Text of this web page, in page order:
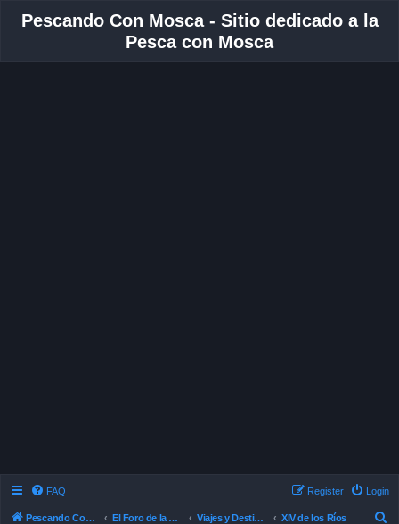
Pescando Con Mosca - Sitio dedicado a la
Pesca con Mosca
FAQ Login
Register
Pescando Con Mosca El Foro de la Pesca con Mosca en Chile Viajes y Destinos de Pesca XIV de los Ríos